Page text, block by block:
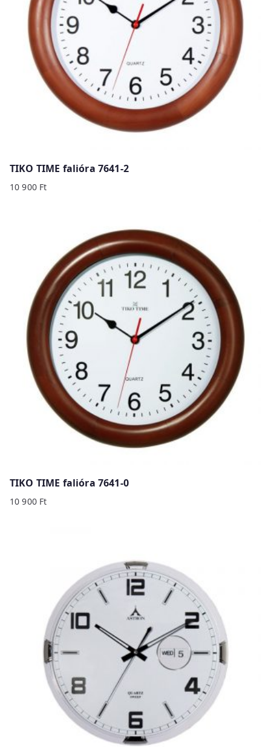
TIKO TIME falióra 7641-2
10 900 Ft
TIKO TIME falióra 7641-0
10 900 Ft